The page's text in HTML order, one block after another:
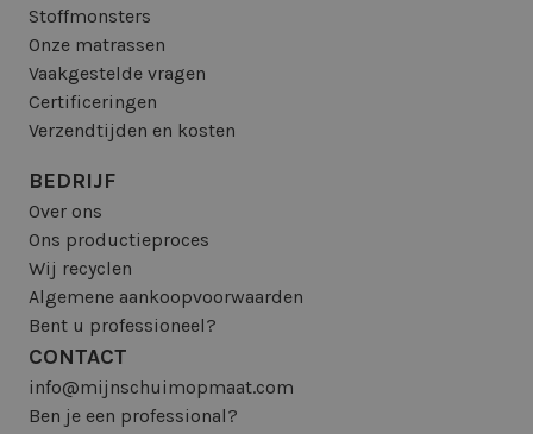
Stoffmonsters
Onze matrassen
Vaakgestelde vragen
Certificeringen
Verzendtijden en kosten
BEDRIJF
Over ons
Ons productieproces
Wij recyclen
Algemene aankoopvoorwaarden
Bent u professioneel?
CONTACT
info@mijnschuimopmaat.com
Ben je een professional?